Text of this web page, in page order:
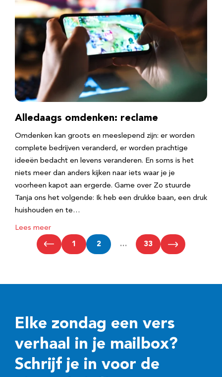
Alledaags omdenken: reclame
Omdenken kan groots en meeslepend zijn: er worden
complete bedrijven veranderd, er worden prachtige
ideeën bedacht en levens veranderen. En soms is het
niets meer dan anders kijken naar iets waar je je
voorheen kapot aan ergerde. Game over Zo stuurde
Tanja ons het volgende: Ik heb een drukke baan, een druk
huishouden en te…
Lees meer
1 2 … 33
Elke zondag een vers
verhaal in je mailbox?
Schrijf je in voor de